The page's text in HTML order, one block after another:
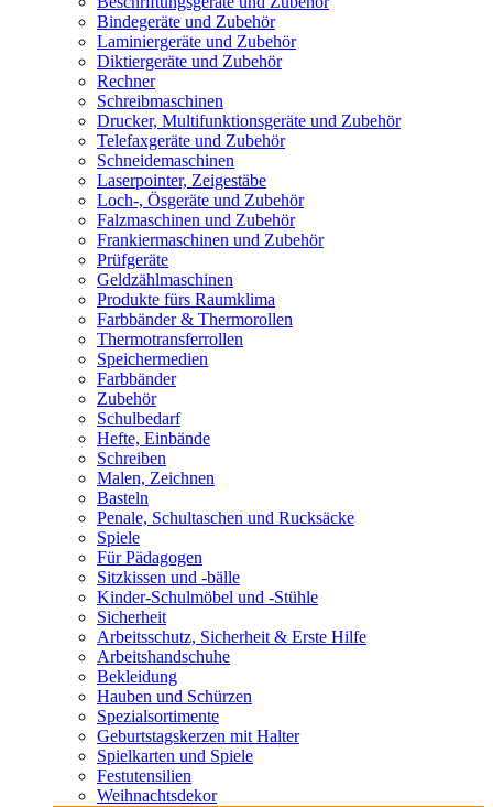
Bindegeräte und Zubehör
Laminiergeräte und Zubehör
Diktiergeräte und Zubehör
Rechner
Schreibmaschinen
Drucker, Multifunktionsgeräte und Zubehör
Telefaxgeräte und Zubehör
Schneidemaschinen
Laserpointer, Zeigestäbe
Loch-, Ösgeräte und Zubehör
Falzmaschinen und Zubehör
Frankiermaschinen und Zubehör
Prüfgeräte
Geldzählmaschinen
Produkte fürs Raumklima
Farbbänder & Thermorollen
Thermotransferrollen
Speichermedien
Farbbänder
Zubehör
Schulbedarf
Hefte, Einbände
Schreiben
Malen, Zeichnen
Basteln
Penale, Schultaschen und Rucksäcke
Spiele
Für Pädagogen
Sitzkissen und -bälle
Kinder-Schulmöbel und -Stühle
Sicherheit
Arbeitsschutz, Sicherheit & Erste Hilfe
Arbeitshandschuhe
Bekleidung
Hauben und Schürzen
Spezialsortimente
Geburtstagskerzen mit Halter
Spielkarten und Spiele
Festutensilien
Weihnachtsdekor